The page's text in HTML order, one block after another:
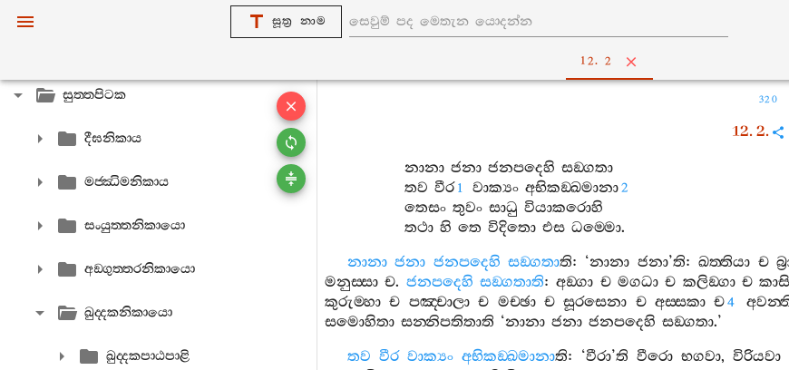
සූත්‍ර නාම
12. 2
සුත‍්තපිටක
දීඝනිකාය
මජ‍්ඣිමනිකාය
සංයුත‍්තනිකායො
අඞ‍්ගුත‍්තරනිකායො
ඛුද‍්දකනිකායො
ඛුද‍්දකපාඨපාළි
320
12. 2.
නානා ජනා ජනපදෙහි සඞ‍්ගතා
තව වීර 1 වාක්‍යං අභිකඞ‍්ඛමානා2
තෙසං තුවං සාධු වියාකරොහි
තථා හි තෙ විදිතො එස ධම‍්මො.
නානා ජනා ජනපදෙහි සඞ‍්ගතාති: ‘නානා ජනා’ති:ඛත‍්තියා ච
මනුස‍්සා ච. ජනපදෙහි සඞ‍්ගතාති:අඞ‍්ගා ච මගධා ච කලිඞ‍්ගා ච
කුරුම‍්හා ච පඤ‍්චාලා ච මච‍්ඡා ච සූරසෙනා ච අස‍්සකා ච4
සමොහිතා සන‍්නිපතිතාති ‘නානා ජනා ජනපදෙහි සඞ‍්ගතා.’
තව වීර වාක්‍යං අභිකඞ‍්ඛමානාති: ‘වීරා’ති වීරො භගවා,විරියවා